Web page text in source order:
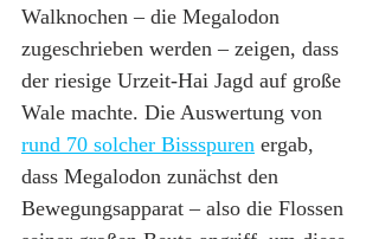
Walknochen – die Megalodon
zugeschrieben werden – zeigen, dass
der riesige Urzeit-Hai Jagd auf große
Wale machte. Die Auswertung von
rund 70 solcher Bissspuren ergab,
dass Megalodon zunächst den
Bewegungsapparat – also die Flossen